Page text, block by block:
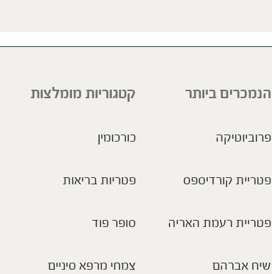
הנמכרים ביותר
פרוביוטיקה
פטריית קורדיספס
פטריית רעמת האריה
שיח אברהם
קטגוריות מומלצות
כורכומין
פטריות בריאות
סופר פוד
צמחי מרפא סיניים